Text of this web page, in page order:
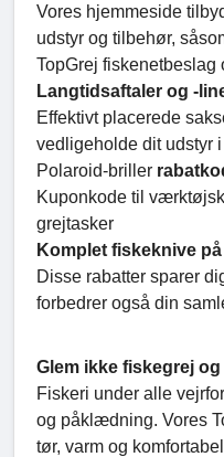
Vores hjemmeside
udstyr og tilbehør,
TopGrej fiskenetbeslag
Langtidsaftaler og -
Effektivt placerede
vedligeholde dit udstyr
Polaroid-briller
Kuponkode til
grejtasker
Komplet fiskeknive
Disse rabatter sparer
forbedrer også din
Glem ikke fiskegrej
Fiskeri under alle
og påklædning. Vores
tør, varm og